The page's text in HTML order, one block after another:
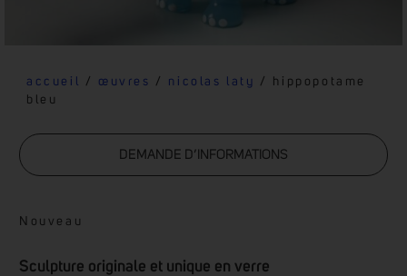
accueil / œuvres / nicolas laty
/ hippopotame
bleu
DEMANDE D’INFORMATIONS
Nouveau
Sculpture originale et unique en verre